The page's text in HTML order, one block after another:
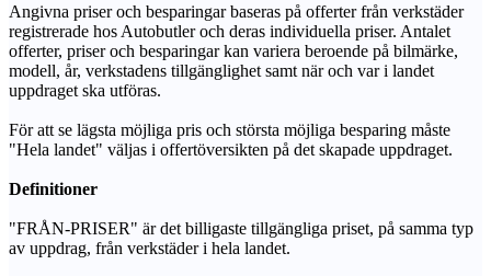
Angivna priser och besparingar baseras på offerter från verkstäder
registrerade hos Autobutler och deras individuella priser. Antalet
offerter, priser och besparingar kan variera beroende på bilmärke,
modell, år, verkstadens tillgänglighet samt när och var i landet
uppdraget ska utföras.
För att se lägsta möjliga pris och största möjliga besparing måste
"Hela landet" väljas i offertöversikten på det skapade uppdraget.
Definitioner
"FRÅN-PRISER" är det billigaste tillgängliga priset, på samma typ
av uppdrag, från verkstäder i hela landet.